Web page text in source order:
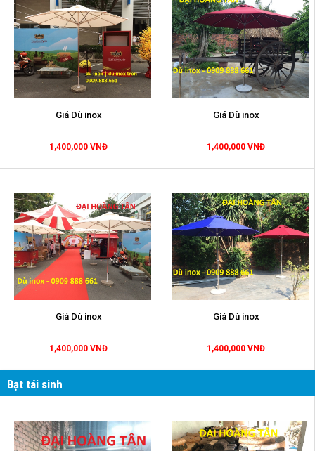
Giá Dù inox
1,400,000 VNĐ
Giá Dù inox
1,400,000 VNĐ
Giá Dù inox
1,400,000 VNĐ
Giá Dù inox
1,400,000 VNĐ
Bạt tái sinh